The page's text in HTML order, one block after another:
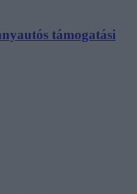
támogatási